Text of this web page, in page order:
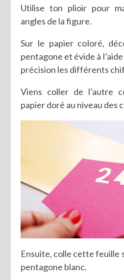
Utilise ton plioir pour
angles de la figure.
Sur le papier coloré,
pentagone et évide à
précision les différents
Viens coller de l’autre
papier doré au niveau des
Ensuite, colle cette feuille
pentagone blanc.